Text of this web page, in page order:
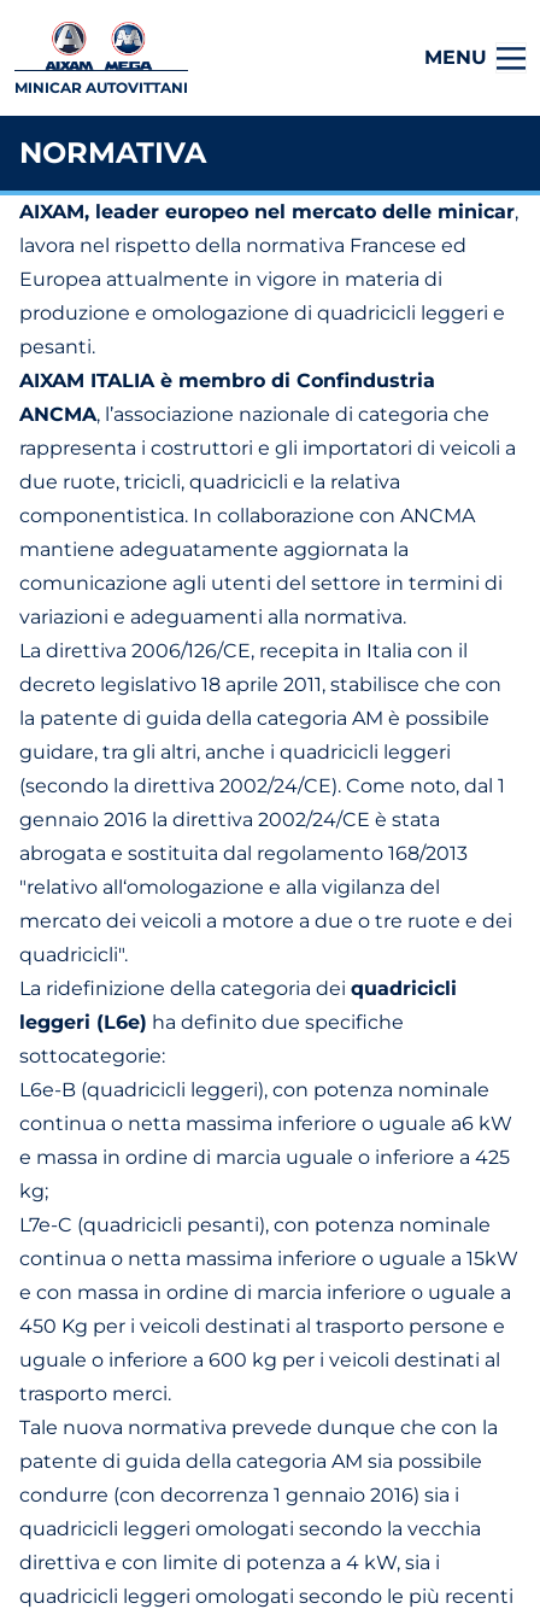
MINICAR AUTOVITTANI
MENU
NORMATIVA
AIXAM, leader europeo nel mercato delle minicar,
lavora nel rispetto della normativa Francese ed
Europea attualmente in vigore in materia di
produzione e omologazione di quadricicli leggeri e
pesanti.
AIXAM ITALIA è membro di Confindustria
ANCMA, l’associazione nazionale di categoria che
rappresenta i costruttori e gli importatori di veicoli a
due ruote, tricicli, quadricicli e la relativa
componentistica. In collaborazione con ANCMA
mantiene adeguatamente aggiornata la
comunicazione agli utenti del settore in termini di
variazioni e adeguamenti alla normativa.
La direttiva 2006/126/CE, recepita in Italia con il
decreto legislativo 18 aprile 2011, stabilisce che con
la patente di guida della categoria AM è possibile
guidare, tra gli altri, anche i quadricicli leggeri
(secondo la direttiva 2002/24/CE). Come noto, dal 1
gennaio 2016 la direttiva 2002/24/CE è stata
abrogata e sostituita dal regolamento 168/2013
"relativo all‘omologazione e alla vigilanza del
mercato dei veicoli a motore a due o tre ruote e dei
quadricicli".
La ridefinizione della categoria dei quadricicli
leggeri (L6e) ha definito due specifiche
sottocategorie:
L6e-B (quadricicli leggeri), con potenza nominale
continua o netta massima inferiore o uguale a6 kW
e massa in ordine di marcia uguale o inferiore a 425
kg;
L7e-C (quadricicli pesanti), con potenza nominale
continua o netta massima inferiore o uguale a 15kW
e con massa in ordine di marcia inferiore o uguale a
450 Kg per i veicoli destinati al trasporto persone e
uguale o inferiore a 600 kg per i veicoli destinati al
trasporto merci.
Tale nuova normativa prevede dunque che con la
patente di guida della categoria AM sia possibile
condurre (con decorrenza 1 gennaio 2016) sia i
quadricicli leggeri omologati secondo la vecchia
direttiva e con limite di potenza a 4 kW, sia i
quadricicli leggeri omologati secondo le più recenti